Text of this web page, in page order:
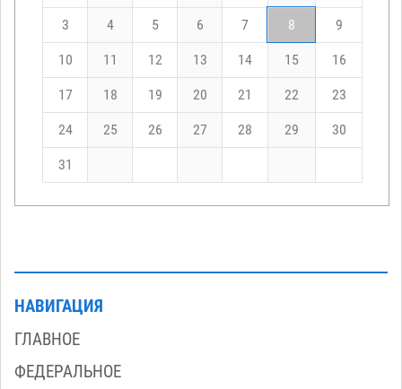
3 4 5 6 7 8 9
10 11 12 13 14 15 16
17 18 19 20 21 22 23
24 25 26 27 28 29 30
31
НАВИГАЦИЯ
ГЛАВНОЕ
ФЕДЕРАЛЬНОЕ